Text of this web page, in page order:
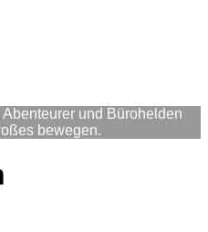
und Bürohelden
bewegen.